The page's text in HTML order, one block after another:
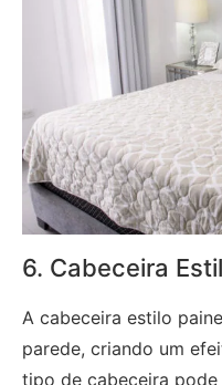
6. Cabeceira
A cabeceira estilo
parede, criando um
tipo de cabeceira